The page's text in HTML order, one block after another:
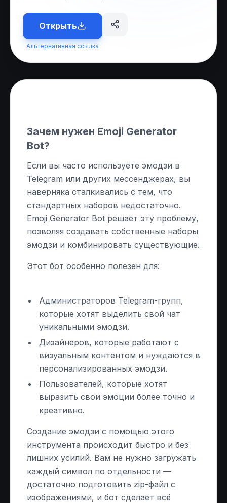
Открыть
Альтернативная ссылка
Зачем нужен Emoji Generator
Bot?
Если вы часто используете эмодзи в
Telegram или других мессенджерах, вы
наверняка сталкивались с тем, что
стандартных наборов недостаточно.
Emoji Generator Bot решает эту проблему,
позволяя создавать собственные наборы
эмодзи и комбинировать существующие.
Этот бот особенно полезен для:
Администраторов Telegram-групп,
которые хотят выделить свой чат
уникальными эмодзи.
Дизайнеров, которые работают с
визуальным контентом и нуждаются в
персонализированных эмодзи.
Пользователей, которые хотят
выразить свои эмоции более точно и
креативно.
Создание эмодзи с помощью этого
инструмента происходит быстро и без
лишних усилий. Вам не нужно загружать
каждый символ по отдельности —
достаточно подготовить zip-файл с
изображениями, и бот сделает всё